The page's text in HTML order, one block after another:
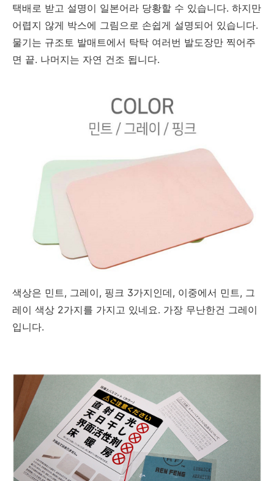
택배로 받고 설명이 일본어라 당황할 수 있습니다. 하지만
어렵지 않게 박스에 그림으로 손쉽게 설명되어 있습니다.
물기는 규조토 발매트에서 탁탁 여러번 발도장만 찍어주
면 끝. 나머지는 자연 건조 됩니다.
색상은 민트, 그레이, 핑크 3가지인데, 이중에서 민트, 그
레이 색상 2가지를 가지고 있네요. 가장 무난한건 그레이
입니다.